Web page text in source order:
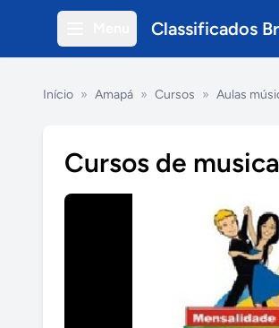
Classificados
Início » Amapá » Cursos » Aulas
Cursos de